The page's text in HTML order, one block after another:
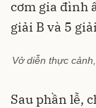
cơm gia đình
giải B và 5
Vở diễn thực
Sau phần lễ,